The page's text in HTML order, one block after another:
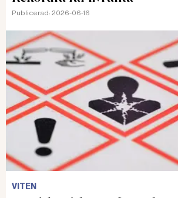
Publicerad: 2026-06-16
VITEN